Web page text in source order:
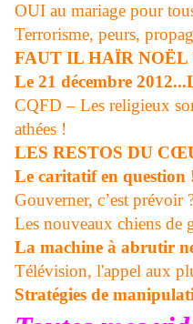
OUI au mariage pour
Terrorisme, peurs,
FAUT IL HAÏR NOËL
Le 21 décembre
CQFD – Les religieux
athées !
LES RESTOS DU
Le caritatif en question
Gouverner, c’est prévoir
Les nouveaux chiens de
La machine à abrutir
Télévision, l'appel aux
Stratégies de